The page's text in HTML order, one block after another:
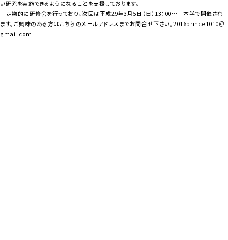
い研究を実施できるようになることを支援しております。
定期的に研修会を行っており、次回は平成29年3月5日（日）13：00～ 本学で開催され
ます。ご興味のある方はこちらのメールアドレスまでお問合せ下さい。2016prince1010＠
gmail.com